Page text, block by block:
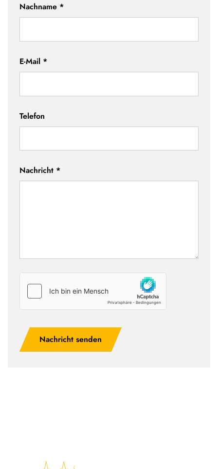
Nachname *
E-Mail *
Telefon
Nachricht *
Nachricht senden